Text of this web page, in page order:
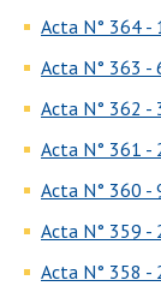
Acta N° 364 -
Acta N° 363 -
Acta N° 362 -
Acta N° 361 -
Acta N° 360 -
Acta N° 359 -
Acta N° 358 -